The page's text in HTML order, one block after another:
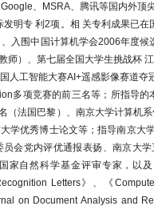
性能大幅领先，
视觉赛道冠军（1700+
技术专委会主任
人工智能大赛AI+遥感
Reading
view text with partial
状场景文字识别竞赛）
Google、 MSRA、腾讯等国内外顶
明专 利2项。 相 关专利成果已在
入围中国计算机学会2006年度
）、第七届全国大学生挑战杯
人工智能大赛AI+遥感影像赛道
多项竞赛的前三名等；所指导的
（法国巴黎）、南京大学计算机
学优秀博士论文等；指导南京大
会党内评优通报表扬、南京大
自然科学基金评审专家，以
Letters》、《
on Document Analysis and